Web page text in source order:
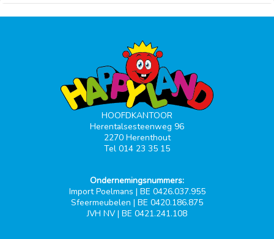
HOOFDKANTOOR
Herentalsesteenweg 96
2270 Herenthout
Tel 014 23 35 15
Ondernemingsnummers:
Import Poelmans | BE 0426.037.955
Sfeermeubelen | BE 0420.186.875
JVH NV | BE 0421.241.108